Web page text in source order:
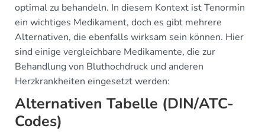
optimal zu behandeln. In diesem Kontext ist Tenormin
ein wichtiges Medikament, doch es gibt mehrere
Alternativen, die ebenfalls wirksam sein können. Hier
sind einige vergleichbare Medikamente, die zur
Behandlung von Bluthochdruck und anderen
Herzkrankheiten eingesetzt werden:
Alternativen Tabelle (DIN/ATC-
Codes)